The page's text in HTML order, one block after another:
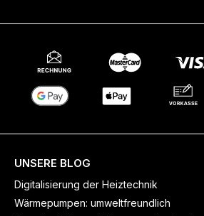
UNSERE BLOG
Digitalisierung der Heiztechnik
Wärmepumpen: umweltfreundlich